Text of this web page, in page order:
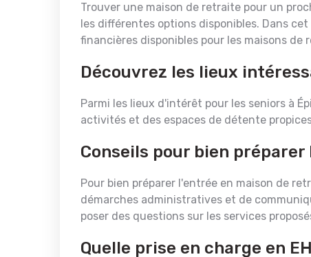
Trouver une maison de retraite pour un
les différentes options disponibles. Dans
financières disponibles pour les maisons de
Découvrez les lieux
Parmi les lieux d'intérêt pour les seniors à
activités et des espaces de détente
Conseils pour bien
Pour bien préparer l'entrée en maison de
démarches administratives et de
poser des questions sur les services
Quelle prise en charge en